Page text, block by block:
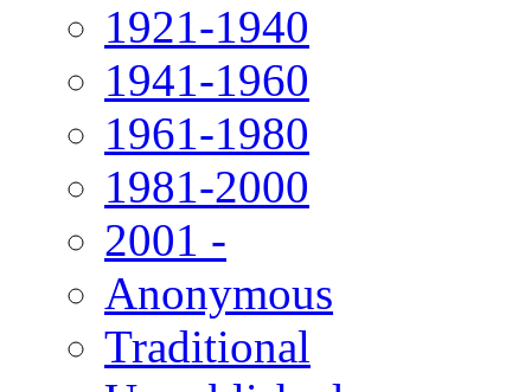
1921-1940
1941-1960
1961-1980
1981-2000
2001 -
Anonymous
Traditional